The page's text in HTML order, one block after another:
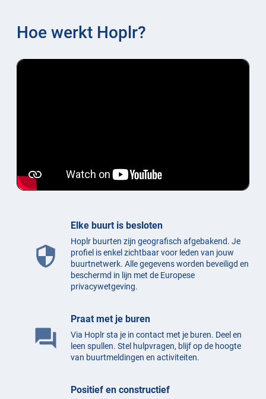
Hoe werkt Hoplr?
security
Elke buurt is besloten
Hoplr buurten zijn geografisch afgebakend. Je
profiel is enkel zichtbaar voor leden van jouw
buurtnetwerk. Alle gegevens worden beveiligd en
beschermd in lijn met de Europese
privacywetgeving.
question_answer
Praat met je buren
Via Hoplr sta je in contact met je buren. Deel en
leen spullen. Stel hulpvragen, blijf op de hoogte
van buurtmeldingen en activiteiten.
Positief en constructief